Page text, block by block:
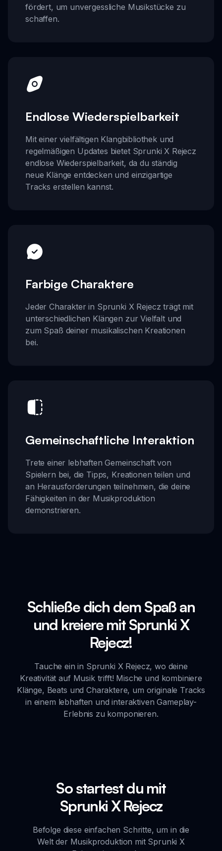
fördert, um unvergessliche Musikstücke zu
schaffen.
Endlose Wiederspielbarkeit
Mit einer vielfältigen Klangbibliothek und
regelmäßigen Updates bietet Sprunki X Rejecz
endlose Wiederspielbarkeit, da du ständig
neue Klänge entdecken und einzigartige
Tracks erstellen kannst.
Farbige Charaktere
Jeder Charakter in Sprunki X Rejecz trägt mit
unterschiedlichen Klängen zur Vielfalt und
zum Spaß deiner musikalischen Kreationen
bei.
Gemeinschaftliche Interaktion
Trete einer lebhaften Gemeinschaft von
Spielern bei, die Tipps, Kreationen teilen und
an Herausforderungen teilnehmen, die deine
Fähigkeiten in der Musikproduktion
demonstrieren.
Schließe dich dem Spaß an
und kreiere mit Sprunki X
Rejecz!
Tauche ein in Sprunki X Rejecz, wo deine
Kreativität auf Musik trifft! Mische und kombiniere
Klänge, Beats und Charaktere, um originale Tracks
in einem lebhaften und interaktiven Gameplay-
Erlebnis zu komponieren.
So startest du mit
Sprunki X Rejecz
Befolge diese einfachen Schritte, um in die
Welt der Musikproduktion mit Sprunki X